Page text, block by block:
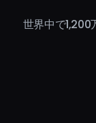
世界中で1,200